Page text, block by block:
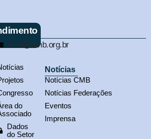
cmb@cmb.org.br
do
Dados
do Setor
Notícias
Notícias CMB
Notícias Federações
Eventos
Imprensa